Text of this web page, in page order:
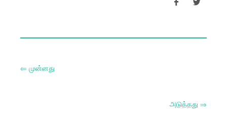
⇐ முன்னது
அடுத்தது ⇒